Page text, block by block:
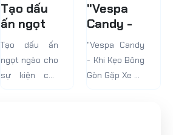
Tạo dấu
ấn ngọt
ngào cho
sự kiện
của bạn
với Kẹo
Tạo dấu ấn
ngọt ngào cho
sự kiện của
"Vespa
Candy -
Khi Kẹo
Bông Gòn
Gặp Xe
Cổ Điển!"
"Vespa Candy
- Khi Kẹo Bông
Gòn Gặp Xe Cổ